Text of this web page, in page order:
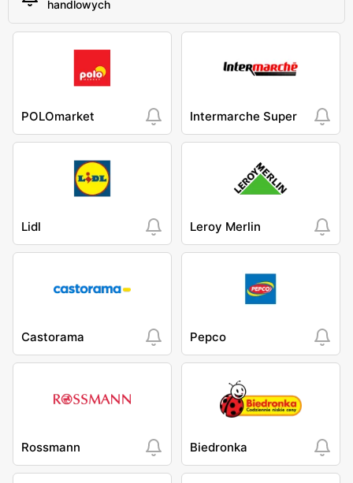
handlowych
POLOmarket Intermarche Super
Lidl Leroy Merlin
Castorama Pepco
Rossmann Biedronka